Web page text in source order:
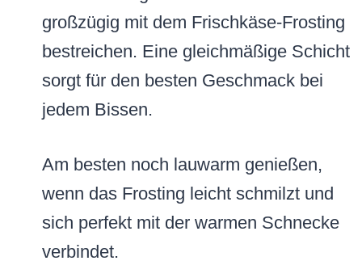
großzügig mit dem Frischkäse-Frosting
bestreichen. Eine gleichmäßige Schicht
sorgt für den besten Geschmack bei
jedem Bissen.
Am besten noch lauwarm genießen,
wenn das Frosting leicht schmilzt und
sich perfekt mit der warmen Schnecke
verbindet.